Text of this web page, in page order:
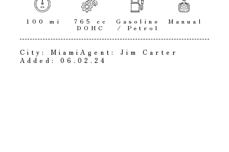
100 mi 765 cc
DOHC
Gasoline
/ Petrol
Manual
City: MiamiAgent:
Jim Carter
Added:
06.02.24